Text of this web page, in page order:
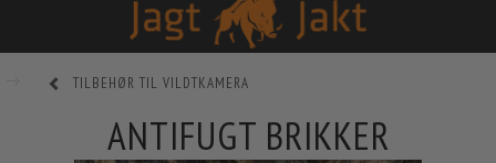
TILBEHØR TIL VILDTKAMERA
ANTIFUGT BRIKKER